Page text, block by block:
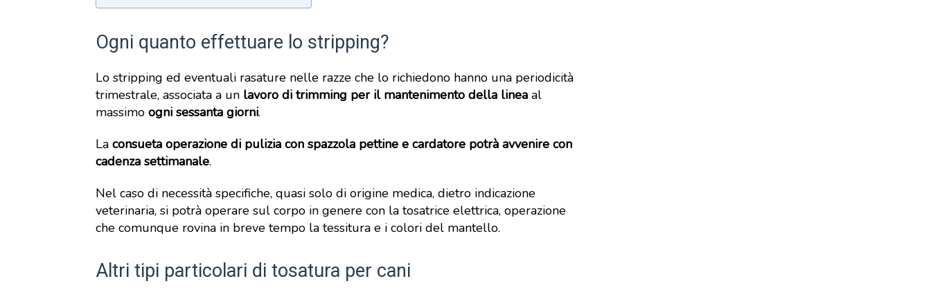
Ogni quanto effettuare lo stripping?
Lo stripping ed eventuali rasature nelle razze che lo richiedono hanno una periodicità
trimestrale, associata a un lavoro di trimming per il mantenimento della linea al
massimo ogni sessanta giorni.
La consueta operazione di pulizia con spazzola pettine e cardatore potrà avvenire con
cadenza settimanale.
Nel caso di necessità specifiche, quasi solo di origine medica, dietro indicazione
veterinaria, si potrà operare sul corpo in genere con la tosatrice elettrica, operazione
che comunque rovina in breve tempo la tessitura e i colori del mantello.
Altri tipi particolari di tosatura per cani